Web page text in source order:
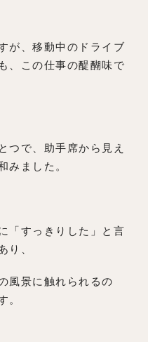
が、移動中のドライブ
、この仕事の醍醐味で
つで、助手席から見え
みました。
「すっきりした」と言
り、
風景に触れられるの
。